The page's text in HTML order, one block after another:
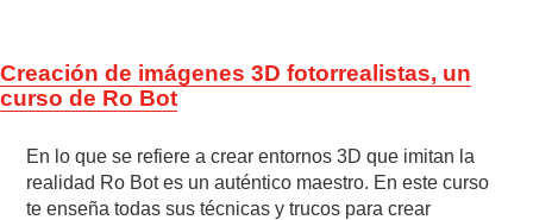
Creación de imágenes 3D fotorrealistas, un
curso de Ro Bot
En lo que se refiere a crear entornos 3D que imitan la
realidad Ro Bot es un auténtico maestro. En este curso
te enseña todas sus técnicas y trucos para crear